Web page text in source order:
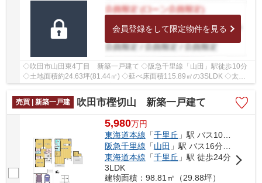
会員登録をして限定物件を見る
◇吹田市山田東4丁目 新築一戸建て ◇阪急千里線「山田」駅徒歩10分
◇土地面積約24.63坪(81.44㎡) ◇延べ床面積115.89㎡の3SLDK ◇太陽
光発電・ZEH水準省エネ住宅・耐震等級２取得 ◇駐車...
売買 | 新築一戸建
吹田市樫切山 新築一戸建て
5,980万円
東海道本線 「千里丘 」駅 バス10分 「山田樫切山」 停歩5分
阪急千里線 「山田 」駅 バス16分 「山田樫切山」 停歩5分
東海道本線 「千里丘 」駅 徒歩24分
3LDK
建物面積：98.81㎡（29.88坪）